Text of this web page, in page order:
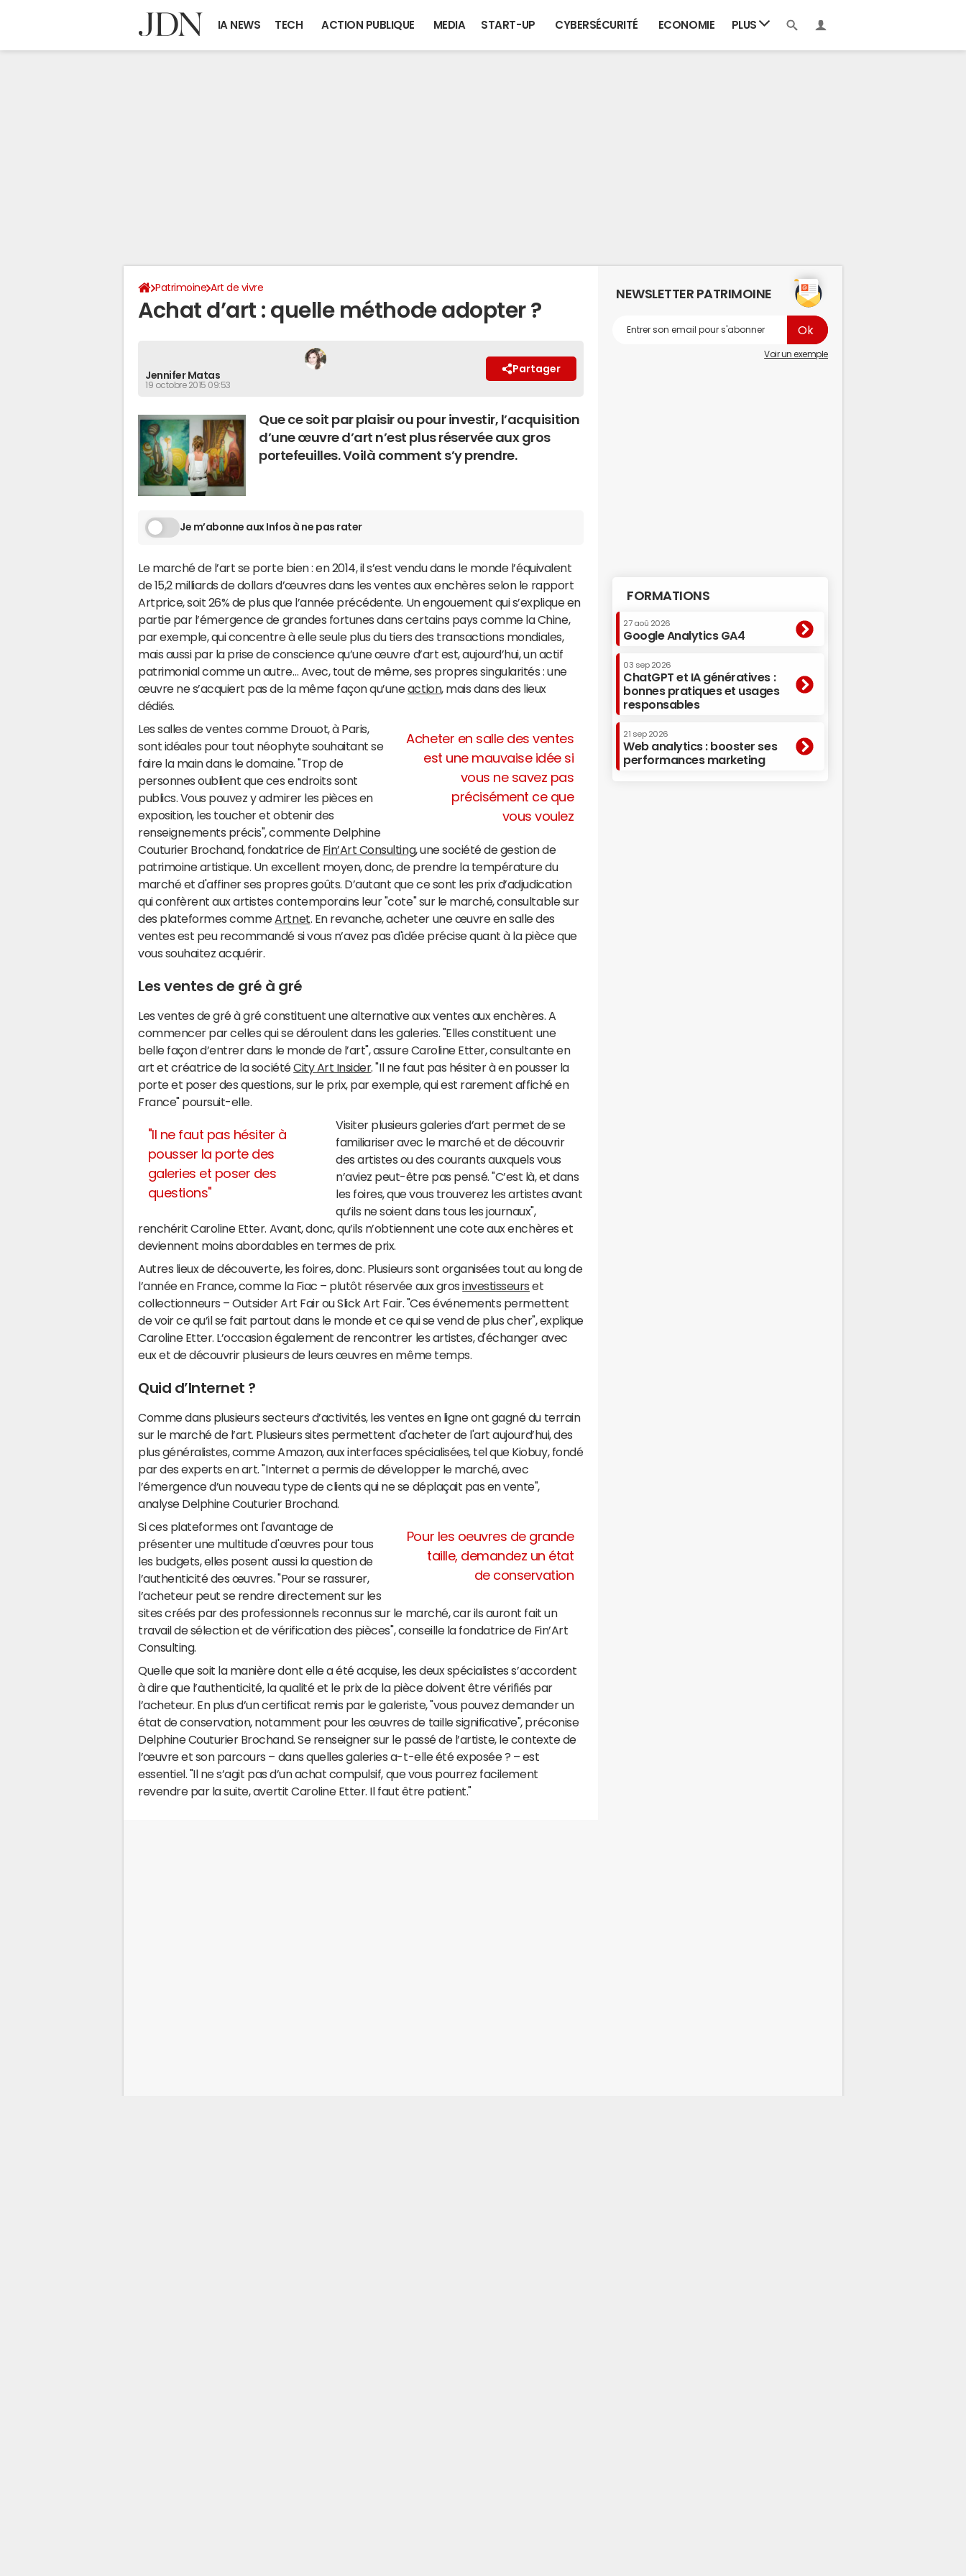
IA NEWS TECH ACTION PUBLIQUE MEDIA START-UP CYBERSÉCURITÉ ECONOMIE PLUS
Patrimoine Art de vivre
Achat d’art : quelle méthode adopter ?
Jennifer Matas
19 octobre 2015 09:53
Partager
Que ce soit par plaisir ou pour investir, l’acquisition
d’une œuvre d’art n’est plus réservée aux gros
portefeuilles. Voilà comment s’y prendre.
Je m’abonne aux Infos à ne pas rater
Le marché de l’art se porte bien : en 2014, il s’est vendu dans le monde l’équivalent
de 15,2 milliards de dollars d’œuvres dans les ventes aux enchères selon le rapport
Artprice, soit 26% de plus que l’année précédente. Un engouement qui s’explique en
partie par l’émergence de grandes fortunes dans certains pays comme la Chine,
par exemple, qui concentre à elle seule plus du tiers des transactions mondiales,
mais aussi par la prise de conscience qu’une œuvre d’art est, aujourd’hui, un actif
patrimonial comme un autre… Avec, tout de même, ses propres singularités : une
œuvre ne s’acquiert pas de la même façon qu’uneaction, mais dans des lieux
dédiés.
Acheter en salle des ventes
est une mauvaise idée si
vous ne savez pas
précisément ce que
vous voulez
Les salles de ventes comme Drouot, à Paris,
sont idéales pour tout néophyte souhaitant se
faire la main dans le domaine. "Trop de
personnes oublient que ces endroits sont
publics. Vous pouvez y admirer les pièces en
exposition, les toucher et obtenir des
renseignements précis", commente Delphine
Couturier Brochand, fondatrice de Fin’Art Consulting, une société de gestion de
patrimoine artistique. Un excellent moyen, donc, de prendre la température du
marché et d'affiner ses propres goûts. D’autant que ce sont les prix d’adjudication
qui confèrent aux artistes contemporains leur "cote" sur le marché, consultable sur
des plateformes comme Artnet . En revanche, acheter une œuvre en salle des
ventes est peu recommandé si vous n’avez pas d'idée précise quant à la pièce que
vous souhaitez acquérir.
Les ventes de gré à gré
Les ventes de gré à gré constituent une alternative aux ventes aux enchères. A
commencer par celles qui se déroulent dans les galeries. "Elles constituent une
belle façon d’entrer dans le monde de l’art", assure Caroline Etter, consultante en
art et créatrice de la sociétéCity Art Insider. "Il ne faut pas hésiter à en pousser la
porte et poser des questions, sur le prix, par exemple, qui est rarement affiché en
France" poursuit-elle.
"Il ne faut pas hésiter à
pousser la porte des
galeries et poser des
questions"
Visiter plusieurs galeries d’art permet de se
familiariser avec le marché et de découvrir
des artistes ou des courants auxquels vous
n’aviez peut-être pas pensé. "C’est là, et dans
les foires, que vous trouverez les artistes avant
qu’ils ne soient dans tous les journaux",
renchérit Caroline Etter. Avant, donc, qu’ils n’obtiennent une cote aux enchères et
deviennent moins abordables en termes de prix.
Autres lieux de découverte, les foires, donc. Plusieurs sont organisées tout au long de
l’année en France, comme la Fiac – plutôt réservée aux grosinvestisseurs et
collectionneurs – Outsider Art Fair ou Slick Art Fair. "Ces événements permettent
de voir ce qu’il se fait partout dans le monde et ce qui se vend de plus cher", explique
Caroline Etter. L’occasion également de rencontrer les artistes, d'échanger avec
eux et de découvrir plusieurs de leurs œuvres en même temps.
Quid d’Internet ?
Comme dans plusieurs secteurs d’activités, les ventes en ligne ont gagné du terrain
sur le marché de l’art. Plusieurs sites permettent d'acheter de l'art aujourd’hui, des
plus généralistes, comme Amazon, aux interfaces spécialisées, tel que Kiobuy, fondé
par des experts en art. "Internet a permis de développer le marché, avec
l’émergence d’un nouveau type de clients qui ne se déplaçait pas en vente",
analyse Delphine Couturier Brochand.
Pour les oeuvres de grande
taille, demandez un état
de conservation
Si ces plateformes ont l'avantage de
présenter une multitude d'œuvres pour tous
les budgets, elles posent aussi la question de
l’authenticité des œuvres. "Pour se rassurer,
l’acheteur peut se rendre directement sur les
sites créés par des professionnels reconnus sur le marché, car ils auront fait un
travail de sélection et de vérification des pièces", conseille la fondatrice de Fin’Art
Consulting.
Quelle que soit la manière dont elle a été acquise, les deux spécialistes s’accordent
à dire que l’authenticité, la qualité et le prix de la pièce doivent être vérifiés par
l’acheteur. En plus d’un certificat remis par le galeriste, "vous pouvez demander un
état de conservation, notamment pour les œuvres de taille significative", préconise
Delphine Couturier Brochand. Se renseigner sur le passé de l’artiste, le contexte de
l’œuvre et son parcours – dans quelles galeries a-t-elle été exposée ? – est
essentiel. "Il ne s’agit pas d’un achat compulsif, que vous pourrez facilement
revendre par la suite, avertit Caroline Etter. Il faut être patient."
NEWSLETTER PATRIMOINE
Voir un exemple
FORMATIONS
27 aoû 2026
Google Analytics GA4
03 sep 2026
ChatGPT et IA génératives :
bonnes pratiques et usages
responsables
21 sep 2026
Web analytics : booster ses
performances marketing